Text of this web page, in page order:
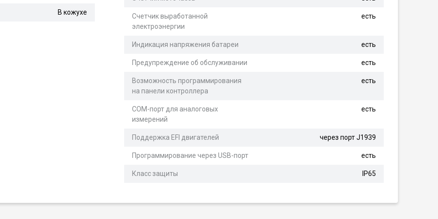
Счетчик выработанной
электроэнергии
есть
Индикация напряжения батареи есть
Предупреждение об обслуживании есть
Возможность программирования
на панели контроллера
есть
COM-порт для аналоговых
измерений
есть
Поддержка EFI двигателей через порт J1939
Программирование через USB-порт есть
Класс защиты IP65
В кожухе